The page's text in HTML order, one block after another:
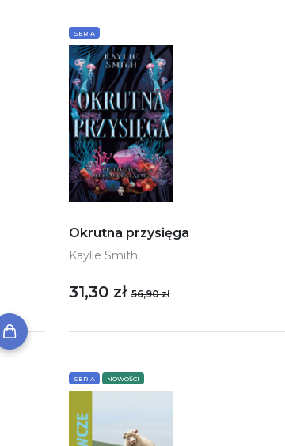
SERIA
Okrutna przysięga
Kaylie Smith
31,30 zł 56,90 zł
SERIA NOWOŚCI